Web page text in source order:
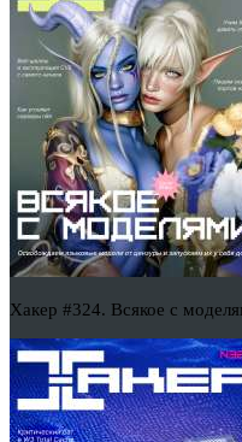
Хакер #324. Всякое с